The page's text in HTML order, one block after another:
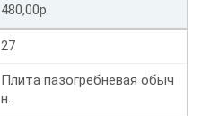
480,00р.
27
Плита пазогребневая обыч
н.